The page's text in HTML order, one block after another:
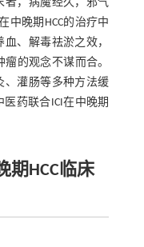
者，病魔经久，邪气
中晚期HCC的治疗中
、解毒祛淤之效，
的观念不谋而合。
、灌肠等多种方法缓
药联合ICI在中晚期
期HCC临床